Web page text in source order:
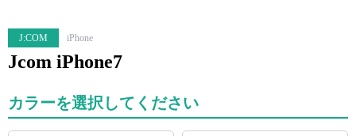
J:COM iPhone
Jcom iPhone7
カラーを選択してください